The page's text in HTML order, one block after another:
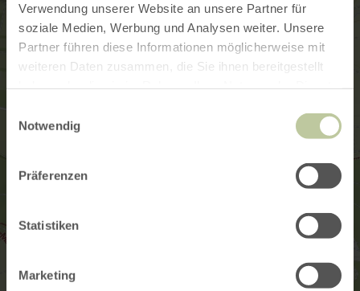
Verwendung unserer Website an unsere Partner für
soziale Medien, Werbung und Analysen weiter. Unsere
Partner führen diese Informationen möglicherweise mit
weiteren Daten zusammen, die Sie ihnen bereitgestellt
Notwendig
Präferenzen
Statistiken
Marketing